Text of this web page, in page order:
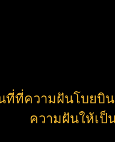
ที่ที่ความฝันโบยบิ
ความฝันให้เป็